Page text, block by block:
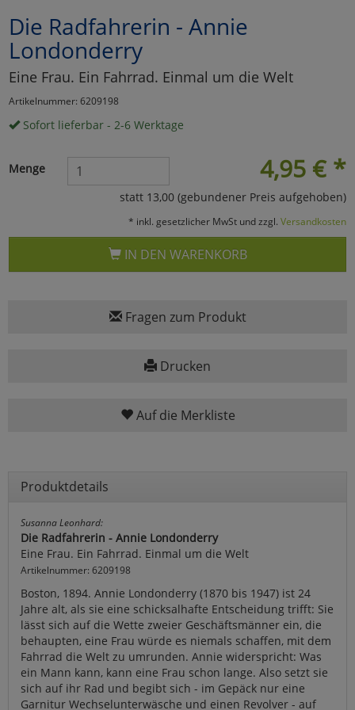
Die Radfahrerin - Annie
Londonderry
Eine Frau. Ein Fahrrad. Einmal um die Welt
Artikelnummer: 6209198
Sofort lieferbar - 2-6 Werktage
4,95 € *
Menge
statt 13,00 (gebundener Preis aufgehoben)
* inkl. gesetzlicher MwSt und zzgl. Versandkosten
IN DEN WARENKORB
Fragen zum Produkt
Drucken
Auf die Merkliste
Produktdetails
Susanna Leonhard:
Die Radfahrerin - Annie Londonderry
Eine Frau. Ein Fahrrad. Einmal um die Welt
Artikelnummer: 6209198
Boston, 1894. Annie Londonderry (1870 bis 1947) ist 24
Jahre alt, als sie eine schicksalhafte Entscheidung trifft: Sie
lässt sich auf die Wette zweier Geschäftsmänner ein, die
behaupten, eine Frau würde es niemals schaffen, mit dem
Fahrrad die Welt zu umrunden. Annie widerspricht: Was
ein Mann kann, kann eine Frau schon lange. Also setzt sie
sich auf ihr Rad und begibt sich - im Gepäck nur eine
Garnitur Wechselunterwäsche und einen Revolver - auf
Marketing
Umfragetools
Cookies
Alle Akzeptieren
zurückzu Haupptseite